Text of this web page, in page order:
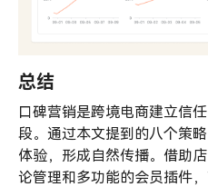
总结
口碑营销是跨境电商建立信
段。通过本文提到的八个策
体验，形成自然传播。借助
论管理和多功能的会员插件